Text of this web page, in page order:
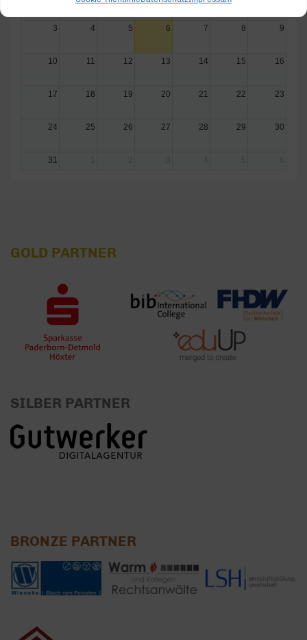
3 4 5 6 7 8 9
10 11 12 13 14 15 16
17 18 19 20 21 22 23
24 25 26 27 28 29 30
31
GOLD PARTNER
SILBER PARTNER
BRONZE PARTNER